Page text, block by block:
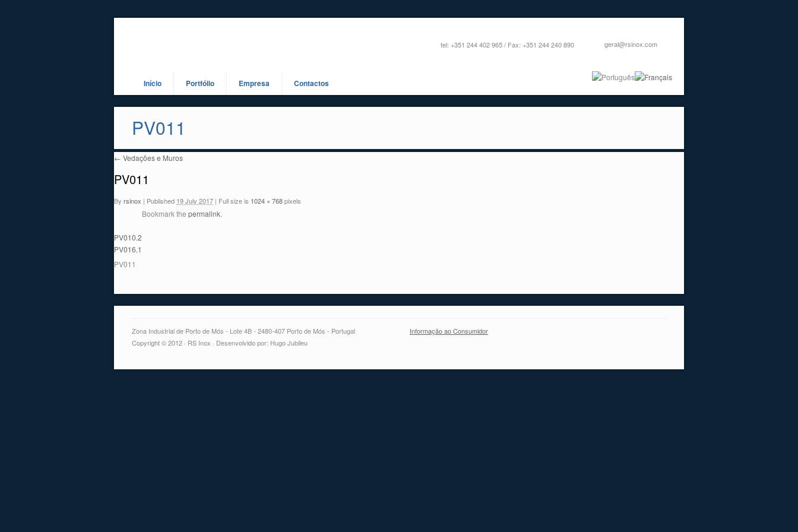
tel: +351 244 402 965 / Fax: +351 244 240 890 geral@rsinox.com
Início Portfólio Empresa Contactos
PV011
← Vedações e Muros
PV011
By rsinox | Published 19 July 2017 | Full size is 1024 × 768pixels
PV010.2
PV016.1
PV011
Bookmark the permalink.
Zona Industrial de Porto de Mós - Lote 4B - 2480-407 Porto de Mós - Portugal
Copyright © 2012 · RS Inox · Desenvolvido por: Hugo Jubileu
Informação ao Consumidor